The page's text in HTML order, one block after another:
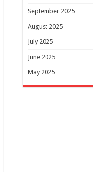
September 2025
August 2025
July 2025
June 2025
May 2025